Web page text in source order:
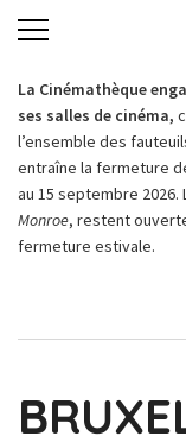
La Cinémathèque
ses salles de cinéma,
l’ensemble des
entraîne la fermeture
au 15 septembre
Monroe, restent
fermeture estivale.